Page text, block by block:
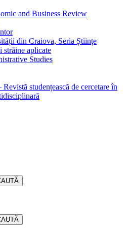
and Business Review
din Craiova, Seria Științe
aplicate
Studies
studențească de cercetare în